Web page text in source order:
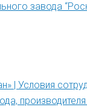
завода
| Условия